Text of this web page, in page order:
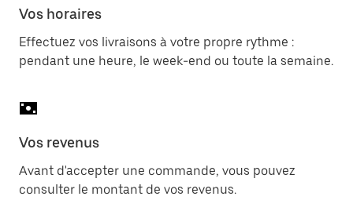
Vos horaires
Effectuez vos livraisons à votre propre rythme :
pendant une heure, le week-end ou toute la semaine.
Vos revenus
Avant d'accepter une commande, vous pouvez
consulter le montant de vos revenus.